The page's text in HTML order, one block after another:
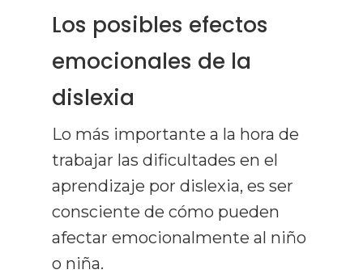
Los posibles efectos
emocionales de la
dislexia
Lo más importante a la hora de
trabajar las dificultades en el
aprendizaje por dislexia, es ser
consciente de cómo pueden
afectar emocionalmente al niño
o niña.